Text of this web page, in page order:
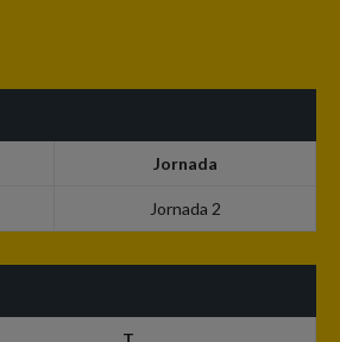
Jornada
Jornada 2